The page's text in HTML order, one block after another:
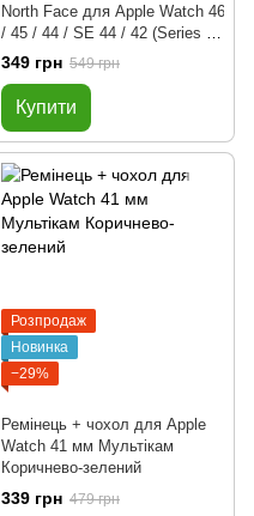
North Face для Apple Watch 46
/ 45 / 44 / SE 44 / 42 (Series 1-
3) / 49 Ultra / Ultra 2 мм
349 грн 549 грн
Купити
Розпродаж
Новинка
−29%
Ремінець + чохол для Apple
Watch 41 мм Мультікам
Коричнево-зелений
339 грн 479 грн